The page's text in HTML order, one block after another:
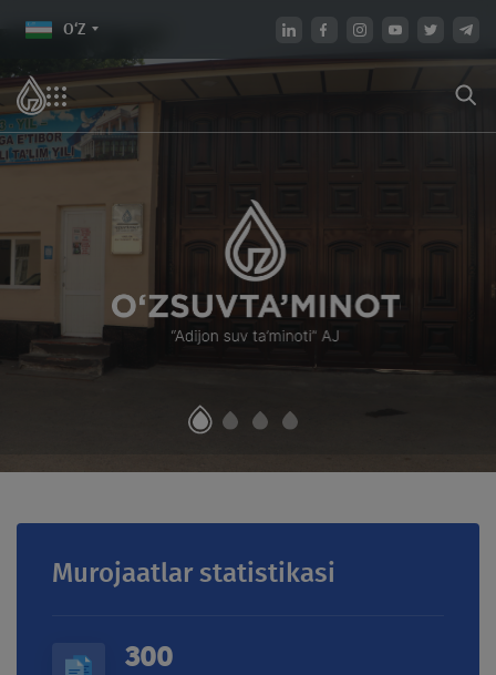
O‘Z
JAMIYAT HAQIDA
Rahbariyat
Umumiy ma'lumot
kurashish
Kuzatuv kengashi
NORMATIV HUJJATLAR
O'zbekiston Respublikasi
Prezidentining farmon va
qarorlari
O'zbekiston Respublikasi
Murojaatlar statistikasi
300